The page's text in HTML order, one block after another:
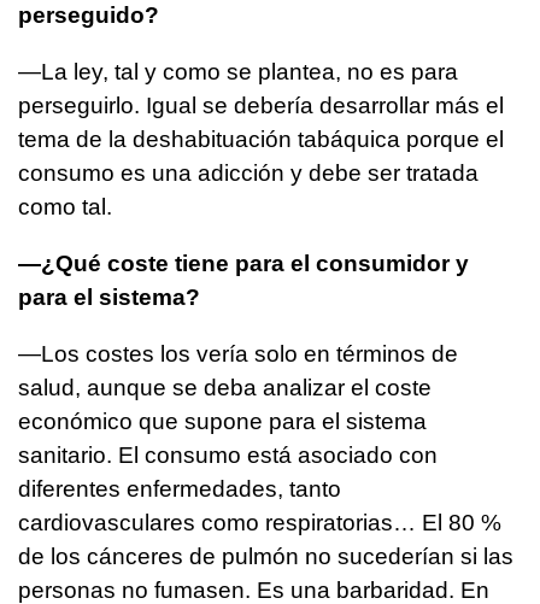
perseguido?
—La ley, tal y como se plantea, no es para
perseguirlo. Igual se debería desarrollar más el
tema de la deshabituación tabáquica porque el
consumo es una adicción y debe ser tratada
como tal.
—¿Qué coste tiene para el consumidor y
para el sistema?
—Los costes los vería solo en términos de
salud, aunque se deba analizar el coste
económico que supone para el sistema
sanitario. El consumo está asociado con
diferentes enfermedades, tanto
cardiovasculares como respiratorias… El 80 %
de los cánceres de pulmón no sucederían si las
personas no fumasen. Es una barbaridad. En